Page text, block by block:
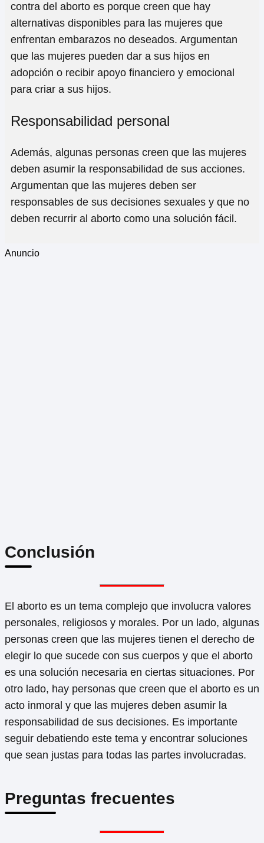
contra del aborto es porque creen que hay
alternativas disponibles para las mujeres que
enfrentan embarazos no deseados. Argumentan
que las mujeres pueden dar a sus hijos en
adopción o recibir apoyo financiero y emocional
para criar a sus hijos.
Responsabilidad personal
Además, algunas personas creen que las mujeres
deben asumir la responsabilidad de sus acciones.
Argumentan que las mujeres deben ser
responsables de sus decisiones sexuales y que no
deben recurrir al aborto como una solución fácil.
Anuncio
Conclusión
El aborto es un tema complejo que involucra valores
personales, religiosos y morales. Por un lado, algunas
personas creen que las mujeres tienen el derecho de
elegir lo que sucede con sus cuerpos y que el aborto
es una solución necesaria en ciertas situaciones. Por
otro lado, hay personas que creen que el aborto es un
acto inmoral y que las mujeres deben asumir la
responsabilidad de sus decisiones. Es importante
seguir debatiendo este tema y encontrar soluciones
que sean justas para todas las partes involucradas.
Preguntas frecuentes